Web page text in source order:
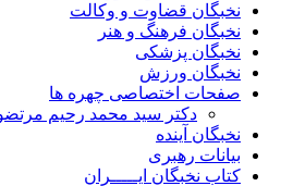
نخبگان قضاوت و وکالت
نخبگان فرهنگ و هنر
نخبگان پزشکی
نخبگان ورزش
صفحات اختصاصی چهره ها
دکتر سید محمد رحیم
نخبگان آینده
بیانات رهبری
کتاب نخبگان ایـــــران